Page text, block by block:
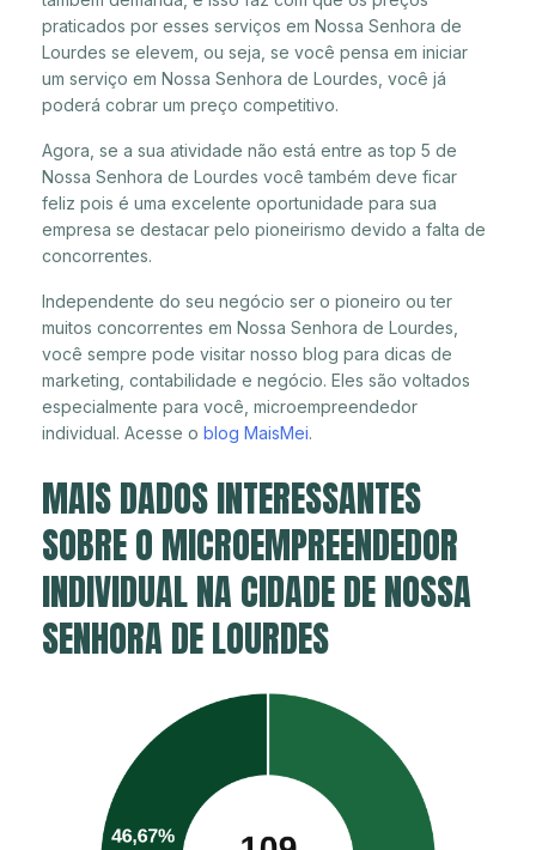
praticados por esses serviços em Nossa Senhora de
Lourdes se elevem, ou seja, se você pensa em iniciar
um serviço em Nossa Senhora de Lourdes, você já
poderá cobrar um preço competitivo.
Agora, se a sua atividade não está entre as top 5 de
Nossa Senhora de Lourdes você também deve ficar
feliz pois é uma excelente oportunidade para sua
empresa se destacar pelo pioneirismo devido a falta de
concorrentes.
Independente do seu negócio ser o pioneiro ou ter
muitos concorrentes em Nossa Senhora de Lourdes,
você sempre pode visitar nosso blog para dicas de
marketing, contabilidade e negócio. Eles são voltados
especialmente para você, microempreendedor
individual. Acesse o blog MaisMei.
MAIS DADOS INTERESSANTES
SOBRE O MICROEMPREENDEDOR
INDIVIDUAL NA CIDADE DE NOSSA
SENHORA DE LOURDES